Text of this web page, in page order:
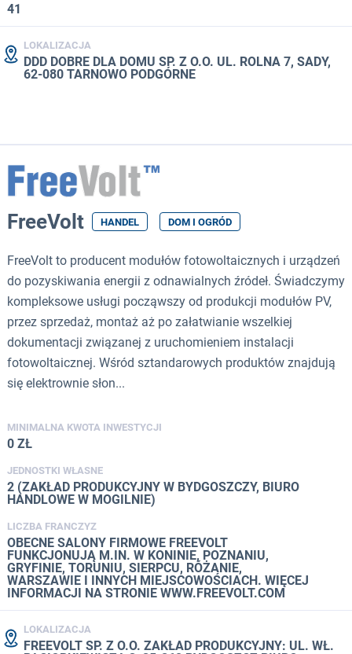
41
LOKALIZACJA
DDD DOBRE DLA DOMU SP. Z O.O. UL. ROLNA 7, SADY,
62-080 TARNOWO PODGÓRNE
FreeVolt HANDEL DOM I OGRÓD
FreeVolt to producent modułów fotowoltaicznych i urządzeń
do pozyskiwania energii z odnawialnych źródeł. Świadczymy
kompleksowe usługi począwszy od produkcji modułów PV,
przez sprzedaż, montaż aż po załatwianie wszelkiej
dokumentacji związanej z uruchomieniem instalacji
fotowoltaicznej. Wśród sztandarowych produktów znajdują
się elektrownie słon...
MINIMALNA KWOTA INWESTYCJI
0 ZŁ
JEDNOSTKI WŁASNE
2 (ZAKŁAD PRODUKCYJNY W BYDGOSZCZY, BIURO
HANDLOWE W MOGILNIE)
LICZBA FRANCZYZ
OBECNE SALONY FIRMOWE FREEVOLT
FUNKCJONUJĄ M.IN. W KONINIE, POZNANIU,
GRYFINIE, TORUNIU, SIERPCU, RÓŻANIE,
WARSZAWIE I INNYCH MIEJSCOWOŚCIACH. WIĘCEJ
INFORMACJI NA STRONIE WWW.FREEVOLT.COM
LOKALIZACJA
FREEVOLT SP. Z O.O. ZAKŁAD PRODUKCYJNY: UL. WŁ.